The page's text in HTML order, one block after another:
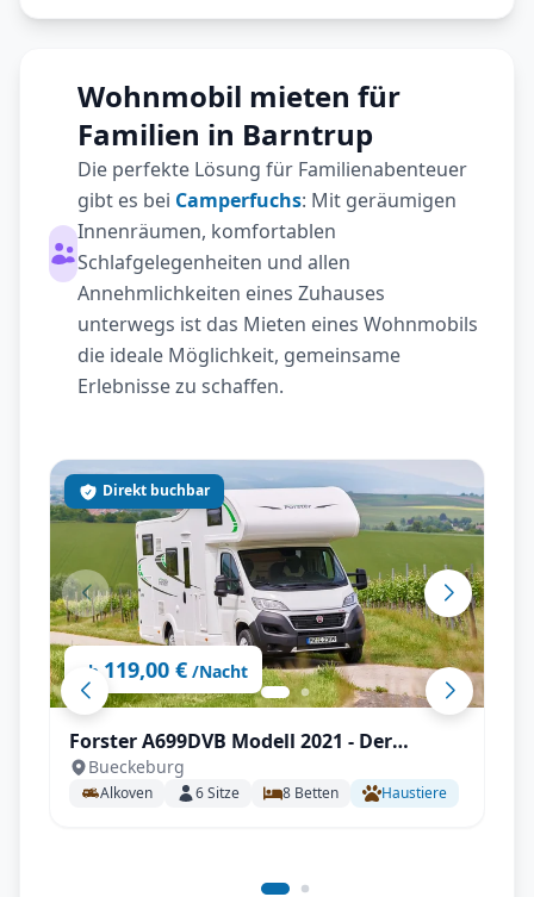
Wohnmobil mieten für
Familien in Barntrup
Die perfekte Lösung für Familienabenteuer
gibt es bei Camperfuchs: Mit geräumigen
Innenräumen, komfortablen
Schlafgelegenheiten und allen
Annehmlichkeiten eines Zuhauses
unterwegs ist das Mieten eines Wohnmobils
die ideale Möglichkeit, gemeinsame
Erlebnisse zu schaffen.
ab 119,00 € /Nacht
Direkt buchbar
Forster A699DVB Modell 2021 - Der
Familienversteher
Bueckeburg
Alkoven 6Sitze 8 Betten Haustiere